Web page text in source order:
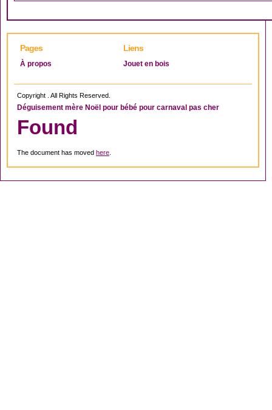
Pages
À propos
Liens
Jouet en bois
Copyright . All Rights Reserved.
Déguisement mère Noël pour bébé pour carnaval pas cher
Found
The document has moved here